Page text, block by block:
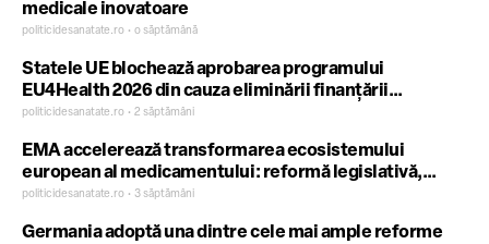
medicale inovatoare
politicidesanatate.ro • o săptămână
Statele UE blochează aprobarea programului
EU4Health 2026 din cauza eliminării finanțării
organizațiilor de pacienți și din domeniul sănătate
politicidesanatate.ro • 2 săptămâni
EMA accelerează transformarea ecosistemului
european al medicamentului: reformă legislativă,
inovare și noi parteneriate pentru accesul pacienților
politicidesanatate.ro • 3 săptămâni
Germania adoptă una dintre cele mai ample reforme